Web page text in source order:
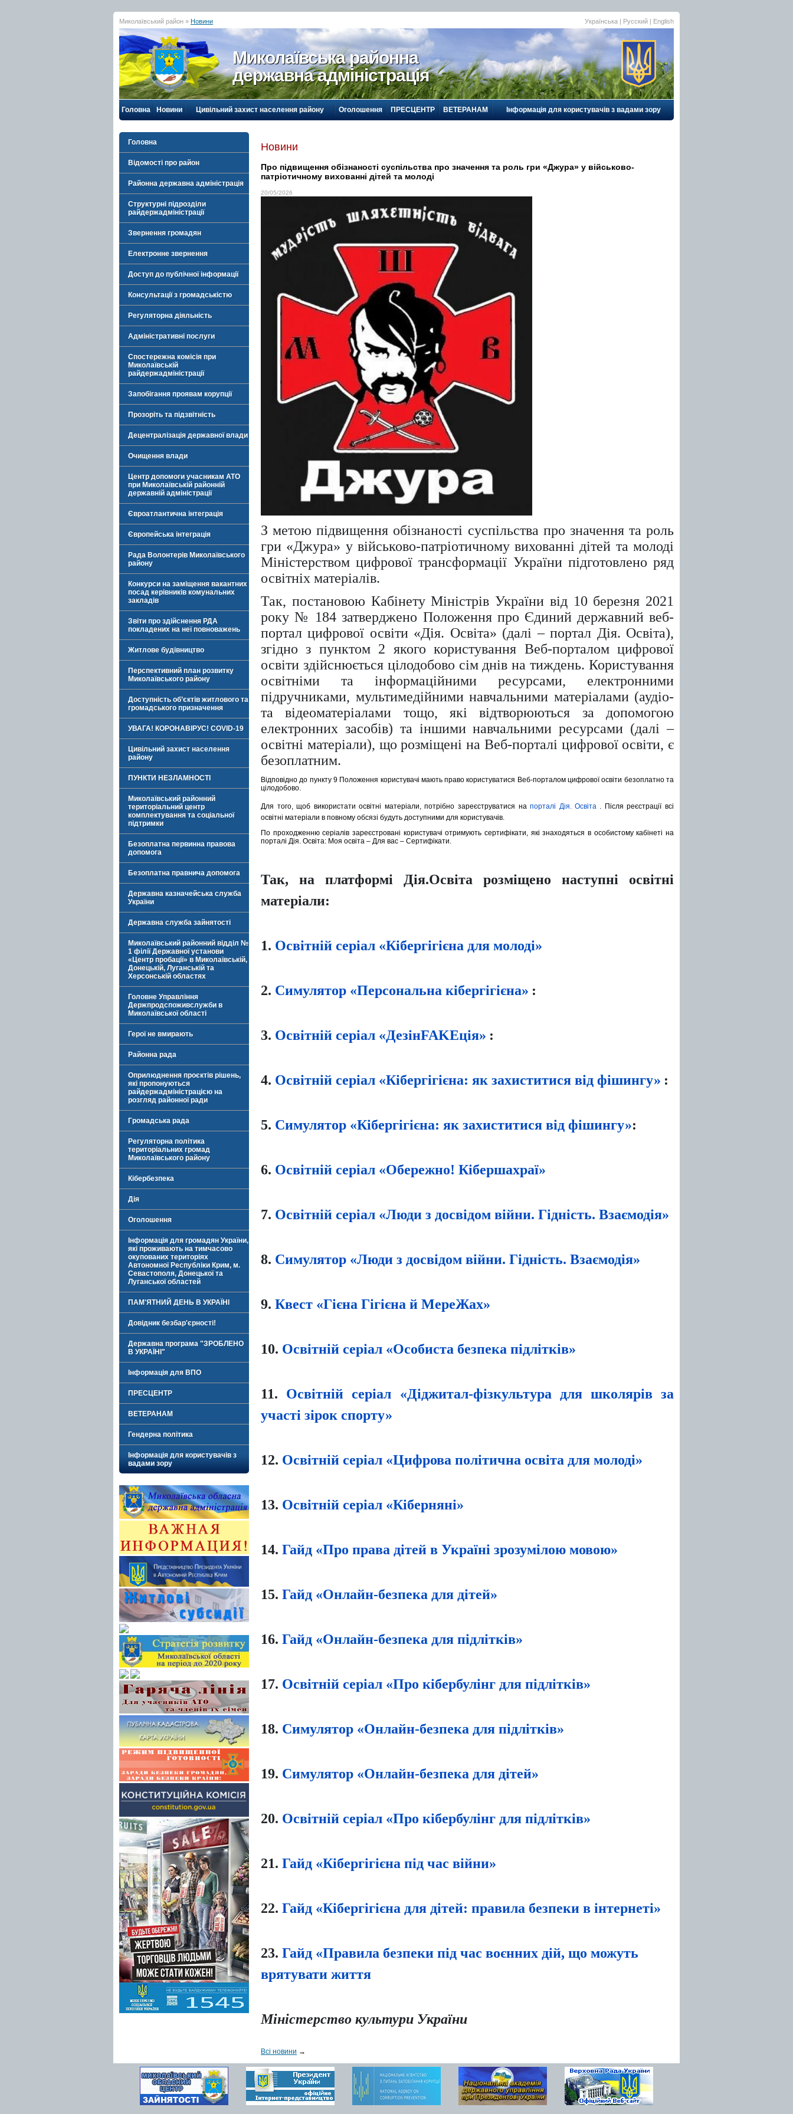
Миколаївський район » Новини Українська | Русский | English
Миколаївська районна
державна адміністрація
Головна Новини Цивільний захист населення району Оголошення ПРЕСЦЕНТР ВЕТЕРАНАМ Інформація для користувачів з вадами зору
Головна
Відомості про район
Районна державна адміністрація
Структурні підрозділи
райдержадміністрації
Звернення громадян
Електронне звернення
Доступ до публічної інформації
Консультації з громадськістю
Регуляторна діяльність
Адміністративні послуги
Спостережна комісія при
Миколаївській
райдержадміністрації
Запобігання проявам корупції
Прозоріть та підзвітність
Децентралізація державної влади
Очищення влади
Центр допомоги учасникам АТО
при Миколаївській районній
державній адміністрації
Євроатлантична інтеграція
Європейська інтеграція
Рада Волонтерів Миколаївського
району
Конкурси на заміщення вакантних
посад керівників комунальних
закладів
Звіти про здійснення РДА
покладених на неї повноважень
Житлове будівництво
Перспективний план розвитку
Миколаївського району
Доступність об’єктів житлового та
громадського призначення
УВАГА! КОРОНАВІРУС! COVID-19
Цивільний захист населення
району
ПУНКТИ НЕЗЛАМНОСТІ
Миколаївський районний
територіальний центр
комплектування та соціальної
підтримки
Безоплатна первинна правова
допомога
Безоплатна правнича допомога
Державна казначейська служба
України
Державна служба зайнятості
Миколаївський районний відділ №
1 філії Державної установи
«Центр пробації» в Миколаївській,
Донецькій, Луганській та
Херсонській областях
Головне Управління
Держпродспоживслужби в
Миколаївської області
Герої не вмирають
Районна рада
Оприлюднення проєктів рішень,
які пропонуються
райдержадміністрацією на
розгляд районної ради
Громадська рада
Регуляторна політика
територіальних громад
Миколаївського району
Кібербезпека
Дія
Оголошення
Інформація для громадян України,
які проживають на тимчасово
окупованих територіях
Автономної Республіки Крим, м.
Севастополя, Донецької та
Луганської областей
ПАМ'ЯТНИЙ ДЕНЬ В УКРАЇНІ
Довідник безбар'єрності!
Державна програма "ЗРОБЛЕНО
В УКРАЇНІ"
Інформація для ВПО
ПРЕСЦЕНТР
ВЕТЕРАНАМ
Гендерна політика
Інформація для користувачів з
вадами зору
Новини
Про підвищення обізнаності суспільства про значення та роль гри «Джура» у військово-
патріотичному вихованні дітей та молоді
20/05/2026
З метою підвищення обізнаності суспільства про значення та роль
гри «Джура» у військово-патріотичному вихованні дітей та молоді
Міністерством цифрової трансформації України підготовлено ряд
освітніх матеріалів.
Так, постановою Кабінету Міністрів України від 10 березня 2021
року № 184 затверджено Положення про Єдиний державний веб-
портал цифрової освіти «Дія. Освіта» (далі – портал Дія. Освіта),
згідно з пунктом 2 якого користування Веб-порталом цифрової
освіти здійснюється цілодобово сім днів на тиждень. Користування
освітніми та інформаційними ресурсами, електронними
підручниками, мультимедійними навчальними матеріалами (аудіо-
та відеоматеріалами тощо, які відтворюються за допомогою
електронних засобів) та іншими навчальними ресурсами (далі –
освітні матеріали), що розміщені на Веб-порталі цифрової освіти, є
безоплатним.
Відповідно до пункту 9 Положення користувачі мають право користуватися Веб-порталом цифрової освіти безоплатно та
цілодобово.
Для того, щоб використати освітні матеріали, потрібно зареєструватися напорталі Дія. Освіта . Після реєстрації всі
освітні матеріали в повному обсязі будуть доступними для користувачів.
По проходженню серіалів зареєстровані користувачі отримують сертифікати, які знаходяться в особистому кабінеті на
порталі Дія. Освіта: Моя освіта – Для вас – Сертифікати.
Так, на платформі Дія.Освіта розміщено наступні освітні
матеріали:
1. Освітній серіал «Кібергігієна для молоді»
2. Симулятор «Персональна кібергігієна» :
3. Освітній серіал «ДезінFAKEція» :
4. Освітній серіал «Кібергігієна: як захиститися від фішингу» :
5. Симулятор «Кібергігієна: як захиститися від фішингу»:
6. Освітній серіал «Обережно! Кібершахраї»
7. Освітній серіал «Люди з досвідом війни. Гідність. Взаємодія»
8. Симулятор «Люди з досвідом війни. Гідність. Взаємодія»
9. Квест «Гієна Гігієна й МереЖах»
10. Освітній серіал «Особиста безпека підлітків»
11. Освітній серіал «Діджитал-фізкультура для школярів за
участі зірок спорту»
12. Освітній серіал «Цифрова політична освіта для молоді»
13. Освітній серіал «Кіберняні»
14. Гайд «Про права дітей в Україні зрозумілою мовою»
15. Гайд «Онлайн-безпека для дітей»
16. Гайд «Онлайн-безпека для підлітків»
17. Освітній серіал «Про кібербулінг для підлітків»
18. Симулятор «Онлайн-безпека для підлітків»
19. Симулятор «Онлайн-безпека для дітей»
20. Освітній серіал «Про кібербулінг для підлітків»
21. Гайд «Кібергігієна під час війни»
22. Гайд «Кібергігієна для дітей: правила безпеки в інтернеті»
23. Гайд «Правила безпеки під час воєнних дій, що можуть
врятувати життя
Міністерство культури України
Всі новини →